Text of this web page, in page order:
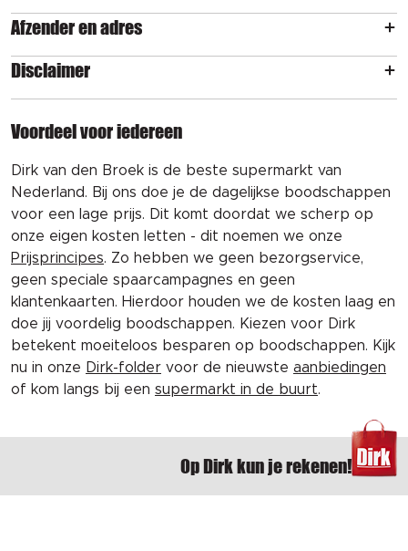
Afzender en adres
Disclaimer
Voordeel voor iedereen
Dirk van den Broek is de beste supermarkt van
Nederland. Bij ons doe je de dagelijkse boodschappen
voor een lage prijs. Dit komt doordat we scherp op
onze eigen kosten letten - dit noemen we onze
Prijsprincipes. Zo hebben we geen bezorgservice,
geen speciale spaarcampagnes en geen
klantenkaarten. Hierdoor houden we de kosten laag en
doe jij voordelig boodschappen. Kiezen voor Dirk
betekent moeiteloos besparen op boodschappen. Kijk
nu in onze Dirk-folder voor de nieuwste aanbiedingen
of kom langs bij een supermarkt in de buurt.
Op Dirk kun je rekenen!